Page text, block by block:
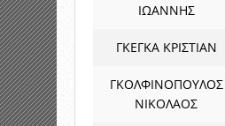
ΙΩΑΝΝΗΣ
ΓΚΕΓΚΑ ΚΡΙΣΤΙΑΝ
ΓΚΟΛΦΙΝΟΠΟΥΛΟΣ
ΝΙΚΟΛΑΟΣ